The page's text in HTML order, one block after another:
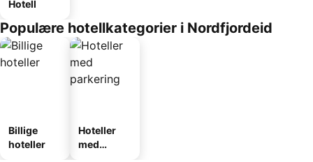
Hotell
Populære hotellkategorier i Nordfjordeid
Billige
hoteller
Hoteller
med